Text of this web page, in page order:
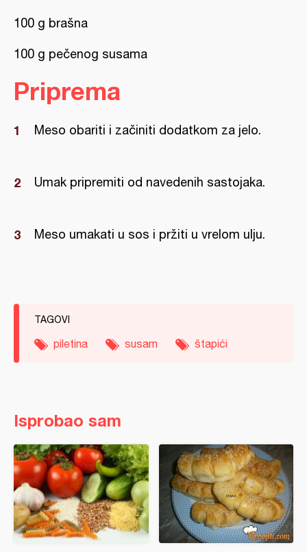
100 g brašna
100 g pečenog susama
Priprema
Meso obariti i začiniti dodatkom za jelo.
Umak pripremiti od navedenih sastojaka.
Meso umakati u sos i pržiti u vrelom ulju.
TAGOVI
piletina susam štapići
Isprobao sam